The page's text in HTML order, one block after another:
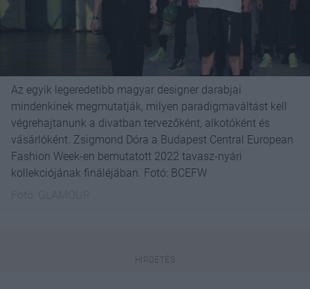
Az egyik legeredetibb magyar designer darabjai
mindenkinek megmutatják, milyen paradigmaváltást kell
végrehajtanunk a divatban tervezőként, alkotóként és
vásárlóként. Zsigmond Dóra a Budapest Central European
Fashion Week-en bemutatott 2022 tavasz-nyári
kollekciójának fináléjában. Fotó: BCEFW